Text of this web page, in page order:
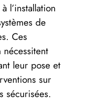
l’installation
de
Ces
leur pose et
sur
sécurisées.